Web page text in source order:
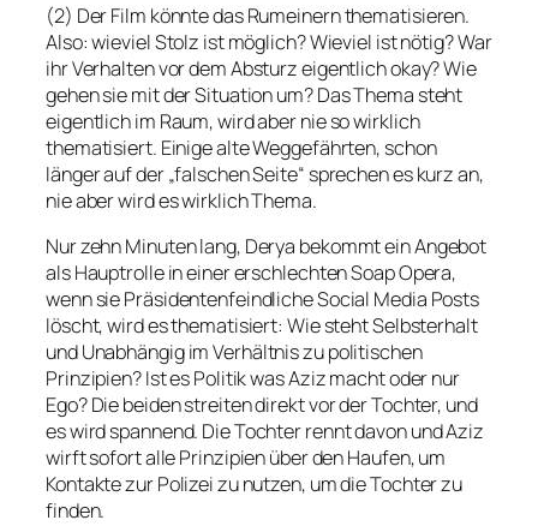
(2) Der Film könnte das Rumeinern thematisieren.
Also: wieviel Stolz ist möglich? Wieviel ist nötig? War
ihr Verhalten vor dem Absturz eigentlich okay? Wie
gehen sie mit der Situation um? Das Thema steht
eigentlich im Raum, wird aber nie so wirklich
thematisiert. Einige alte Weggefährten, schon
länger auf der „falschen Seite“ sprechen es kurz an,
nie aber wird es wirklich Thema.
Nur zehn Minuten lang, Derya bekommt ein Angebot
als Hauptrolle in einer erschlechten Soap Opera,
wenn sie Präsidentenfeindliche Social Media Posts
löscht, wird es thematisiert: Wie steht Selbsterhalt
und Unabhängig im Verhältnis zu politischen
Prinzipien? Ist es Politik was Aziz macht oder nur
Ego? Die beiden streiten direkt vor der Tochter, und
es wird spannend. Die Tochter rennt davon und Aziz
wirft sofort alle Prinzipien über den Haufen, um
Kontakte zur Polizei zu nutzen, um die Tochter zu
finden.